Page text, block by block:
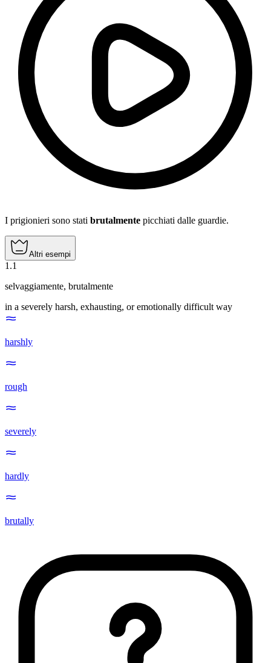
I prigionieri sono stati brutalmente picchiati dalle guardie.
Altri esempi
1 .1
selvaggiamente, brutalmente
in a severely harsh, exhausting, or emotionally difficult way
harshly
rough
severely
hardly
brutally